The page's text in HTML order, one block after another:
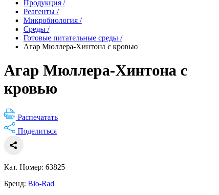
Продукция /
Реагенты /
Микробиология /
Среды /
Готовые питательные среды /
Агар Мюллера-Хинтона с кровью
Агар Мюллера-Хинтона с
кровью
Распечатать
Поделиться
Кат. Номер: 63825
Бренд: Bio-Rad